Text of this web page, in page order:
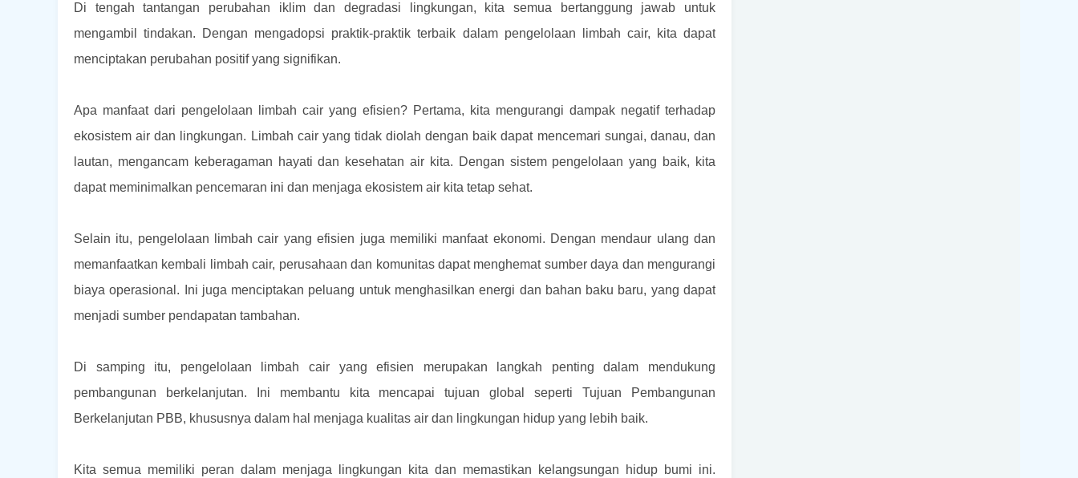
Di tengah tantangan perubahan iklim dan degradasi lingkungan, kita semua bertanggung jawab untuk
mengambil tindakan. Dengan mengadopsi praktik-praktik terbaik dalam pengelolaan limbah cair, kita dapat
menciptakan perubahan positif yang signifikan.
Apa manfaat dari pengelolaan limbah cair yang efisien? Pertama, kita mengurangi dampak negatif terhadap
ekosistem air dan lingkungan. Limbah cair yang tidak diolah dengan baik dapat mencemari sungai, danau, dan
lautan, mengancam keberagaman hayati dan kesehatan air kita. Dengan sistem pengelolaan yang baik, kita
dapat meminimalkan pencemaran ini dan menjaga ekosistem air kita tetap sehat.
Selain itu, pengelolaan limbah cair yang efisien juga memiliki manfaat ekonomi. Dengan mendaur ulang dan
memanfaatkan kembali limbah cair, perusahaan dan komunitas dapat menghemat sumber daya dan mengurangi
biaya operasional. Ini juga menciptakan peluang untuk menghasilkan energi dan bahan baku baru, yang dapat
menjadi sumber pendapatan tambahan.
Di samping itu, pengelolaan limbah cair yang efisien merupakan langkah penting dalam mendukung
pembangunan berkelanjutan. Ini membantu kita mencapai tujuan global seperti Tujuan Pembangunan
Berkelanjutan PBB, khususnya dalam hal menjaga kualitas air dan lingkungan hidup yang lebih baik.
Kita semua memiliki peran dalam menjaga lingkungan kita dan memastikan kelangsungan hidup bumi ini.